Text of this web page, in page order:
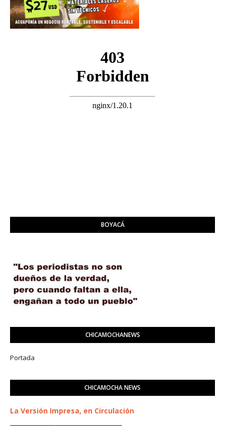
BOYACÁ
CHICAMOCHANEWS
Portada
CHICAMOCHA NEWS
La Versión Impresa, en Circulación